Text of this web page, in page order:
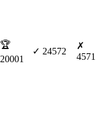
🏆
20001
✓ 24572
✗
4571